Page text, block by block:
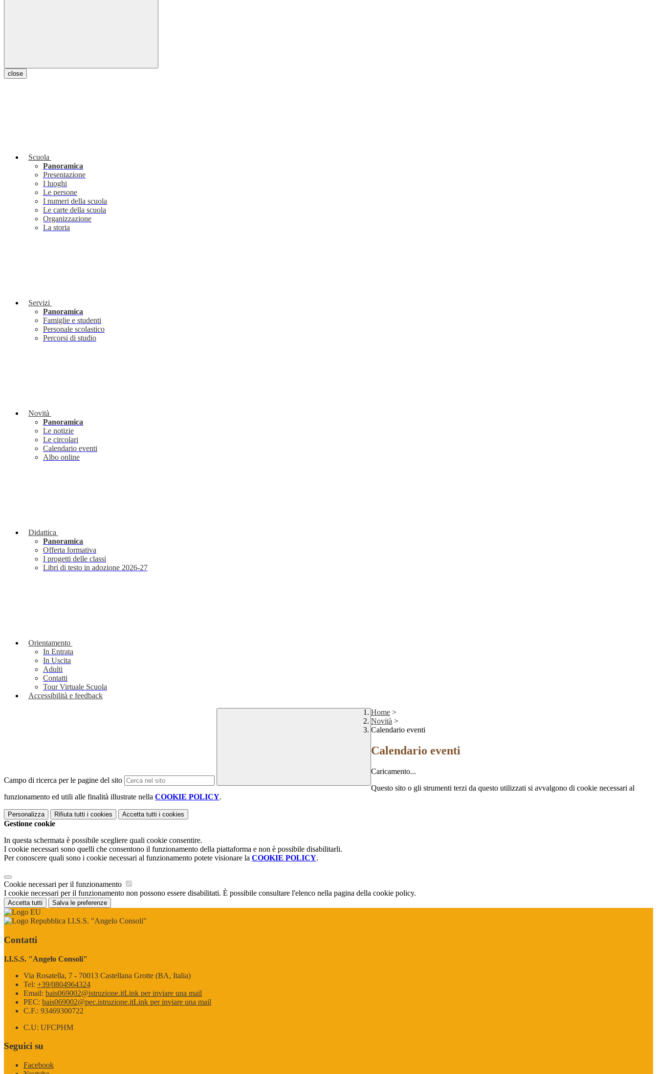
close
Scuola
Panoramica
Presentazione
I luoghi
Le persone
I numeri della scuola
Le carte della scuola
Organizzazione
La storia
Servizi
Panoramica
Famiglie e studenti
Personale scolastico
Percorsi di studio
Novità
Panoramica
Le notizie
Le circolari
Calendario eventi
Albo online
Didattica
Panoramica
Offerta formativa
I progetti delle classi
Libri di testo in adozione 2026-27
Orientamento
In Entrata
In Uscita
Adulti
Contatti
Tour Virtuale Scuola
Accessibilità e feedback
Campo di ricerca per le pagine del sito
Home >
Novità >
Calendario eventi
Calendario eventi
Caricamento...
Questo sito o gli strumenti terzi da questo utilizzati si avvalgono di cookie necessari al
funzionamento ed utili alle finalità illustrate nella COOKIE POLICY.
Personalizza Rifiuta tutti i cookies Accetta tutti i cookies
Gestione cookie
In questa schermata è possibile scegliere quali cookie consentire.
I cookie necessari sono quelli che consentono il funzionamento della piattaforma e non è possibile disabilitarli.
Per conoscere quali sono i cookie necessari al funzionamento potete visionare la COOKIE POLICY.
Cookie necessari per il funzionamento
I cookie necessari per il funzionamento non possono essere disabilitati. È possibile consultare l'elenco nella pagina della cookie policy.
Accetta tutti Salva le preferenze
I.I.S.S. "Angelo Consoli"
Contatti
I.I.S.S. "Angelo Consoli"
Via Rosatella, 7 - 70013 Castellana Grotte (BA, Italia)
Tel: +39/0804964324
Email: bais069002@istruzione.itLink per inviare una mail
PEC: bais069002@pec.istruzione.itLink per inviare una mail
C.F.: 93469300722
C.U: UFCPHM
Seguici su
Facebook